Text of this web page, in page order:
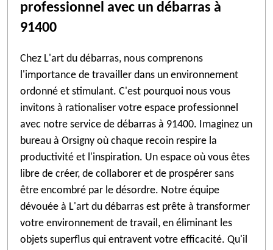
professionnel avec un débarras à
91400
Chez L'art du débarras, nous comprenons
l'importance de travailler dans un environnement
ordonné et stimulant. C'est pourquoi nous vous
invitons à rationaliser votre espace professionnel
avec notre service de débarras à 91400. Imaginez un
bureau à Orsigny où chaque recoin respire la
productivité et l'inspiration. Un espace où vous êtes
libre de créer, de collaborer et de prospérer sans
être encombré par le désordre. Notre équipe
dévouée à L'art du débarras est prête à transformer
votre environnement de travail, en éliminant les
objets superflus qui entravent votre efficacité. Qu'il